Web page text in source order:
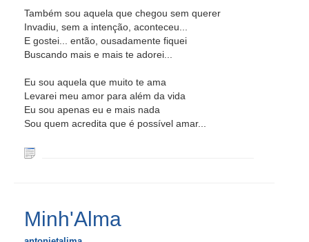
Também sou aquela que chegou sem querer
Invadiu, sem a intenção, aconteceu...
E gostei... então, ousadamente fiquei
Buscando mais e mais te adorei...
Eu sou aquela que muito te ama
Levarei meu amor para além da vida
Eu sou apenas eu e mais nada
Sou quem acredita que é possível amar...
Minh'Alma